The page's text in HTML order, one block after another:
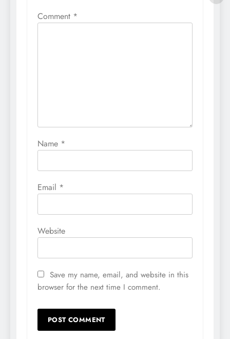
Comment *
Name *
Email *
Website
Save my name, email, and website in this
browser for the next time I comment.